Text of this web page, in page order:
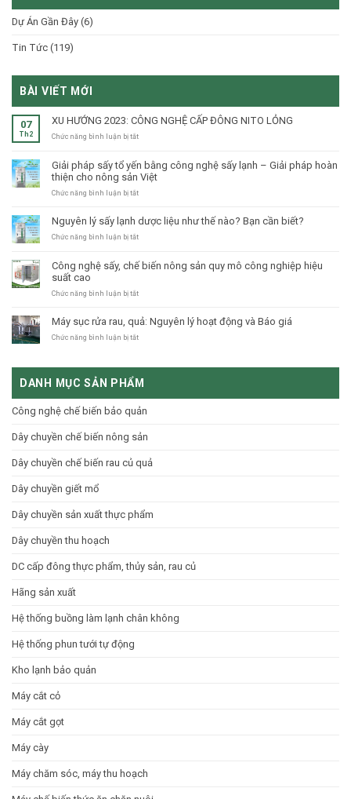
Dự Án Gần Đây (6)
Tin Tức (119)
BÀI VIẾT MỚI
07
Th2
XU HƯỚNG 2023: CÔNG NGHỆ CẤP ĐÔNG NITO LỎNG
Chức năng bình luận bị tắtở
2023:
CÔNG
NGHỆ
NITO
LỎNG
Giải pháp sấy tổ yến bằng công nghệ sấy lạnh – Giải pháp hoàn
thiện cho nông sản Việt
Chức năng bình luận bị tắtở
sấy
tổ
công
sấy
Giải
pháp
cho
nông
Việt
Nguyên lý sấy lạnh dược liệu như thế nào? Bạn cần biết?
Chức năng bình luận bị tắtở
sấy
dược
thế
nào?
biết?
Công nghệ sấy, chế biến nông sản quy mô công nghiệp hiệu
suất cao
Chức năng bình luận bị tắtở
nghệ
sấy,
chế
sản
quy
nghiệp
suất
Máy sục rửa rau, quả: Nguyên lý hoạt động và Báo giá
Chức năng bình luận bị tắtở
rửa
rau,
lý
động
Báo
giá
DANH MỤC SẢN PHẨM
Công nghệ chế biến bảo quản
Dây chuyền chế biến nông sản
Dây chuyền chế biến rau củ quả
Dây chuyền giết mổ
Dây chuyền sản xuất thực phẩm
Dây chuyền thu hoạch
DC cấp đông thực phẩm, thủy sản, rau củ
Hãng sản xuất
Hệ thống buồng làm lạnh chân không
Hệ thống phun tưới tự động
Kho lạnh bảo quản
Máy cắt cỏ
Máy cắt gọt
Máy cày
Máy chăm sóc, máy thu hoạch